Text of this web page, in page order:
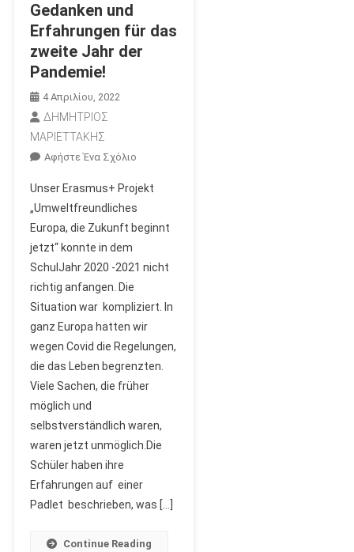
Gedanken und
Erfahrungen für das
zweite Jahr der
Pandemie!
4 Απριλίου, 2022
ΔΗΜΗΤΡΙΟΣ
ΜΑΡΙΕΤΤΑΚΗΣ
Αφήστε Ένα ΣχόλιοΓια
Gedanken
Und
Erfahrungen
Das
Jahr
Der
Unser Erasmus+ Projekt
„Umweltfreundliches
Europa, die Zukunft beginnt
jetzt“ konnte in dem
SchulJahr 2020 -2021 nicht
richtig anfangen. Die
Situation war kompliziert. In
ganz Europa hatten wir
wegen Covid die Regelungen,
die das Leben begrenzten.
Viele Sachen, die früher
möglich und
selbstverständlich waren,
waren jetzt unmöglich.Die
Schüler haben ihre
Erfahrungen auf einer
Padlet beschrieben, was […]
Continue Reading